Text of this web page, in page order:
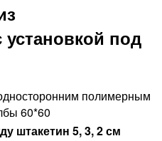
установкой под
полимерным
60*60
штакетин 5, 3, 2 см